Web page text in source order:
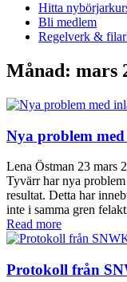
Hitta
Bli medlem
Regelverk &
Månad: mars
Nya problem
Lena Östman 23 mars
Tyvärr har nya
resultat. Detta har
inte i samma gren
Read more
Protokoll från